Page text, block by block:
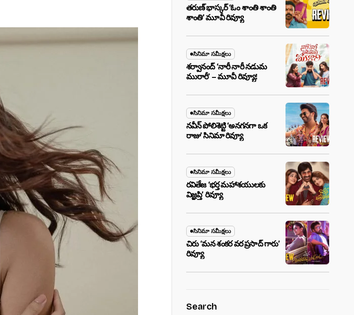
తరుణ్ భాస్కర్ ‘ఓం శాంతి శాంతి
శాంతి’ మూవీ రివ్యూ
సినిమా సమీక్షలు
శర్వానంద్ ‘నారీ నారీ నడుమ
మురారీ’ – మూవీ రివ్యూ!
సినిమా సమీక్షలు
నవీన్ పోలిశెట్టి ‘అనగనగా ఒక
రాజు’ సినిమా రివ్యూ
సినిమా సమీక్షలు
రవితేజ ‘భర్త మహాశయులకు
విజ్ఞప్తి’ రివ్యూ
సినిమా సమీక్షలు
చిరు ‘మ‌న శంక‌ర వ‌ర ప్ర‌సాద్ గారు’
రివ్యూ
Search